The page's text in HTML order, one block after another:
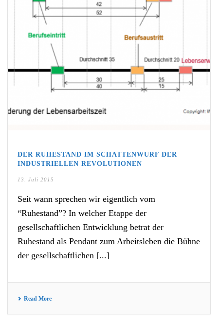
DER RUHESTAND IM SCHATTENWURF DER
INDUSTRIELLEN REVOLUTIONEN
13. Juli 2015
Seit wann sprechen wir eigentlich vom
“Ruhestand”? In welcher Etappe der
gesellschaftlichen Entwicklung betrat der
Ruhestand als Pendant zum Arbeitsleben die Bühne
der gesellschaftlichen [...]
Read More